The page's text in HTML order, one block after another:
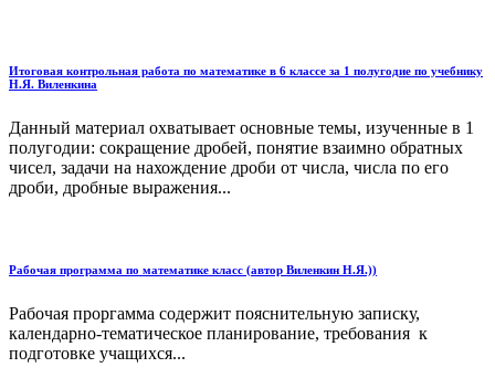
Итоговая контрольная работа по математике в 6 классе за 1 полугодие по учебнику
Н.Я. Виленкина
Данный материал охватывает основные темы, изученные в 1
полугодии: сокращение дробей, понятие взаимно обратных
чисел, задачи на нахождение дроби от числа, числа по его
дроби, дробные выражения...
Рабочая программа по математике класс (автор Виленкин Н.Я.))
Рабочая проргамма содержит пояснительную записку,
календарно-тематическое планирование, требования к
подготовке учащихся...